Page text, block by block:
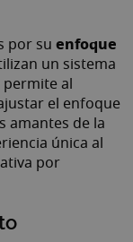
por su enfoque
un sistema
al
el enfoque
amantes de la
única al
por